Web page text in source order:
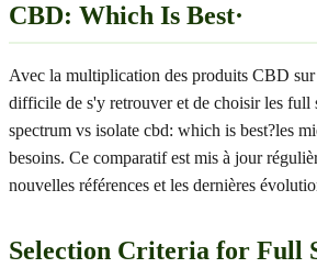
CBD: Which Is Best·
Avec la multiplication des produits CBD
difficile de s'y retrouver et de choisir les full
spectrum vs isolate cbd: which is best?les
besoins. Ce comparatif est mis à jour
nouvelles références et les dernières
Selection Criteria for Full